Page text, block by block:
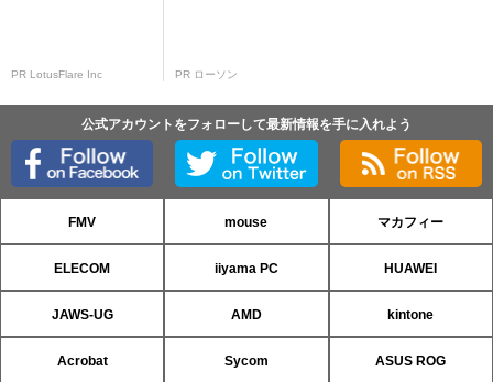
PR LotusFlare Inc PR ローソン
公式アカウントをフォローして最新情報を手に入れよう
FMV mouse マカフィー
ELECOM iiyama PC HUAWEI
JAWS-UG AMD kintone
Acrobat Sycom ASUS ROG